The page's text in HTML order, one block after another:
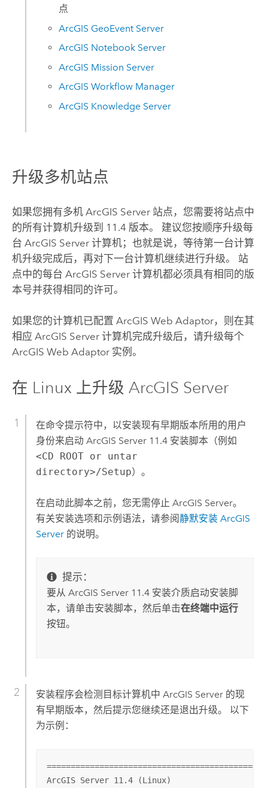
点
ArcGIS GeoEvent Server
ArcGIS Notebook Server
ArcGIS Mission Server
ArcGIS Workflow Manager
ArcGIS Knowledge Server
升级多机站点
如果您拥有多机 ArcGIS Server站点，您需要将站点中
的所有计算机升级到 11.4版本。 建议您按顺序升级每
台 ArcGIS Server计算机；也就是说，等待第一台计算
机升级完成后，再对下一台计算机继续进行升级。 站
点中的每台 ArcGIS Server计算机都必须具有相同的版
本号并获得相同的许可。
如果您的计算机已配置 ArcGIS Web Adaptor，则在其
相应 ArcGIS Server计算机完成升级后，请升级每个
ArcGIS Web Adaptor实例。
在 Linux 上升级 ArcGIS Server
在命令提示符中，以安装现有早期版本所用的用户
身份来启动 ArcGIS Server 11.4安装脚本（例如
<CD ROOT or untar
directory>/Setup）。
在启动此脚本之前，您无需停止 ArcGIS Server。
有关安装选项和示例语法，请参阅静默安装 ArcGIS
Server的说明。
提示：
要从 ArcGIS Server 11.4安装介质启动安装脚
本，请单击安装脚本，然后单击在终端中运行
按钮。
安装程序会检测目标计算机中 ArcGIS Server的现
有早期版本，然后提示您继续还是退出升级。 以下
为示例：
ArcGIS Server 11.4 (Linux)